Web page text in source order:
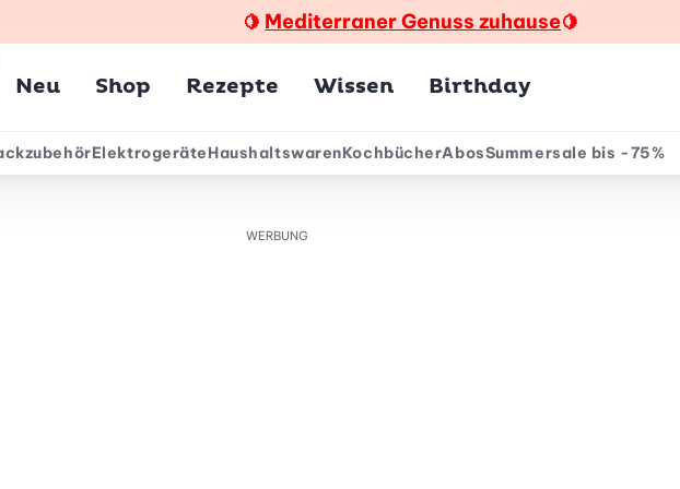
🍋 Mediterraner Genuss zuhause🍋
Neu Shop Rezepte Wissen Birthday
ElektrogeräteHaushaltswarenKochbücherAbosSummersale bis -75%
WERBUNG